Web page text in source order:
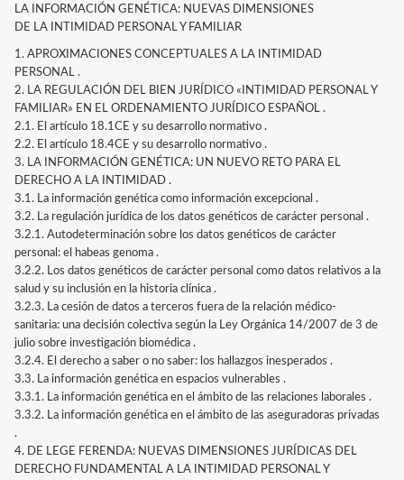
LA INFORMACIÓN GENÉTICA: NUEVAS DIMENSIONES
DE LA INTIMIDAD PERSONAL Y FAMILIAR
1. APROXIMACIONES CONCEPTUALES A LA INTIMIDAD
PERSONAL .
2. LA REGULACIÓN DEL BIEN JURÍDICO «INTIMIDAD PERSONAL Y
FAMILIAR» EN EL ORDENAMIENTO JURÍDICO ESPAÑOL .
2.1. El artículo 18.1CE y su desarrollo normativo .
2.2. El artículo 18.4CE y su desarrollo normativo .
3. LA INFORMACIÓN GENÉTICA: UN NUEVO RETO PARA EL
DERECHO A LA INTIMIDAD .
3.1. La información genética como información excepcional .
3.2. La regulación jurídica de los datos genéticos de carácter personal .
3.2.1. Autodeterminación sobre los datos genéticos de carácter
personal: el habeas genoma .
3.2.2. Los datos genéticos de carácter personal como datos relativos a la
salud y su inclusión en la historia clínica .
3.2.3. La cesión de datos a terceros fuera de la relación médico-
sanitaria: una decisión colectiva según la Ley Orgánica 14/2007 de 3 de
julio sobre investigación biomédica .
3.2.4. El derecho a saber o no saber: los hallazgos inesperados .
3.3. La información genética en espacios vulnerables .
3.3.1. La información genética en el ámbito de las relaciones laborales .
3.3.2. La información genética en el ámbito de las aseguradoras privadas
.
4. DE LEGE FERENDA: NUEVAS DIMENSIONES JURÍDICAS DEL
DERECHO FUNDAMENTAL A LA INTIMIDAD PERSONAL Y